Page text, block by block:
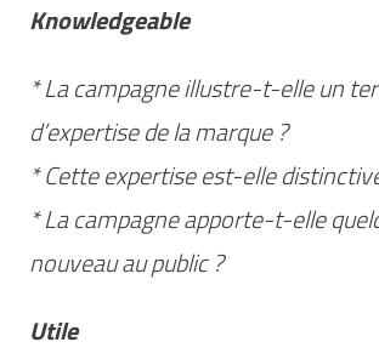
Knowledgeable
* La campagne illustre-t-elle un
d’expertise de la marque ?
* Cette expertise est-elle
* La campagne apporte-t-elle
nouveau au public ?
Utile